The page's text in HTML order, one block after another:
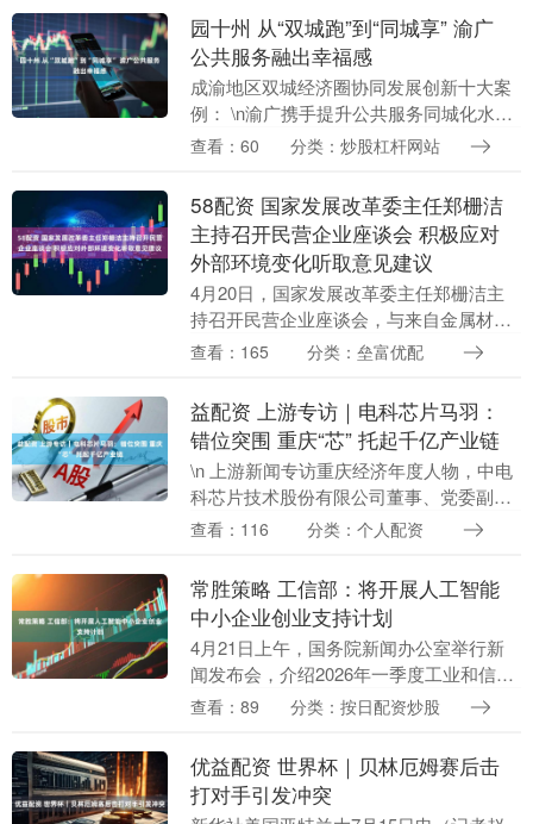
委、市政府将于2....
园十州 从“双城跑”到“同城享” 渝广
公共服务融出幸福感
成渝地区双城经济圈协同发展创新十大案
例： \n渝广携手提升公共服务同城化水平
助力打造现代化都市圈\n 近年来，广安市
遇，坚定....
查看：60 分类：炒股杠杆网站
58配资 国家发展改革委主任郑栅洁
主持召开民营企业座谈会 积极应对
外部环境变化听取意见建议
4月20日，国家发展改革委主任郑栅洁主
持召开民营企业座谈会，与来自金属材
料、新能源汽车、产业园区服务、矿产资
万洋集团、天齐锂....
查看：165 分类：垒富优配
益配资 上游专访｜电科芯片马羽：
错位突围 重庆“芯” 托起千亿产业链
\n 上游新闻专访重庆经济年度人物，中电
科芯片技术股份有限公司董事、党委副书
记、总经理马羽。 \n 他说，2022年全球首
现....
查看：116 分类：个人配资
常胜策略 工信部：将开展人工智能
中小企业创业支持计划
4月21日上午，国务院新闻办公室举行新
闻发布会，介绍2026年一季度工业和信息
化发展情况。工业和信息化部相关负责人
进，生产加....
查看：89 分类：按日配资炒股
优益配资 世界杯｜贝林厄姆赛后击
打对手引发冲突